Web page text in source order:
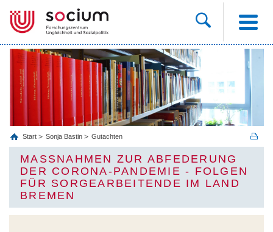
Start Sonja Bastin Gutachten
MASSNAHMEN ZUR ABFEDERUNG D
ER CORONA-PANDEMIE - FOLGEN F
ÜR SORGEARBEITENDE IM LAND B
REMEN